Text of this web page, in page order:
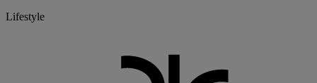
Lifestyle